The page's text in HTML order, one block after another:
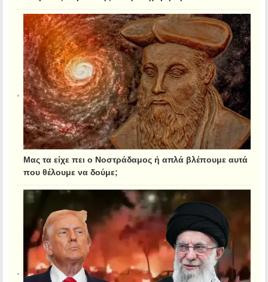
Μας τα είχε πει ο Νοστράδαμος ή απλά βλέπουμε αυτά
που θέλουμε να δούμε;